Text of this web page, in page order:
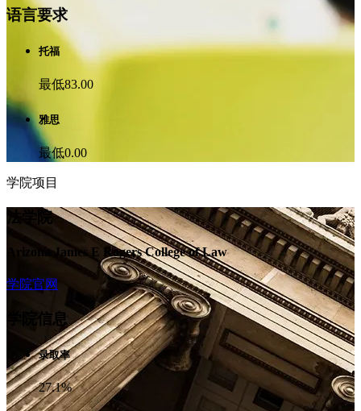
语言要求
托福
最低83.00
雅思
最低0.00
学院项目
法学院
Arizona James E Rogers College of Law
学院官网
学院信息
录取率
27.1%